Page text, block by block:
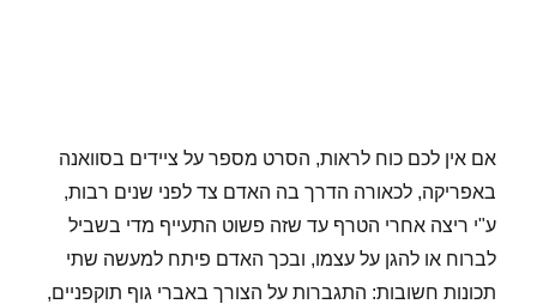
אם אין לכם כוח לראות, הסרט מספר על ציידים בסוואנה
באפריקה, לכאורה הדרך בה האדם צד לפני שנים רבות,
ע"י ריצה אחרי הטרף עד שזה פשוט התעייף מדי בשביל
לברוח או להגן על עצמו, ובכך האדם פיתח למעשה שתי
תכונות חשובות: התגברות על הצורך באברי גוף תוקפניים,